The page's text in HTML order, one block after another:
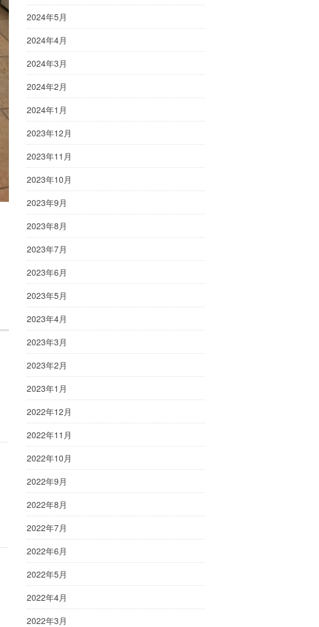
2024年5月
2024年4月
2024年3月
2024年2月
2024年1月
2023年12月
2023年11月
2023年10月
2023年9月
2023年8月
2023年7月
2023年6月
2023年5月
2023年4月
2023年3月
2023年2月
2023年1月
2022年12月
2022年11月
2022年10月
2022年9月
2022年8月
2022年7月
2022年6月
2022年5月
2022年4月
2022年3月